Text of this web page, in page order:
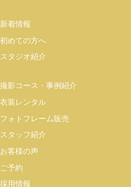
新着情報
初めての方へ
スタジオ紹介
撮影コース・事例紹介
衣装レンタル
フォトフレーム販売
スタッフ紹介
お客様の声
ご予約
採用情報